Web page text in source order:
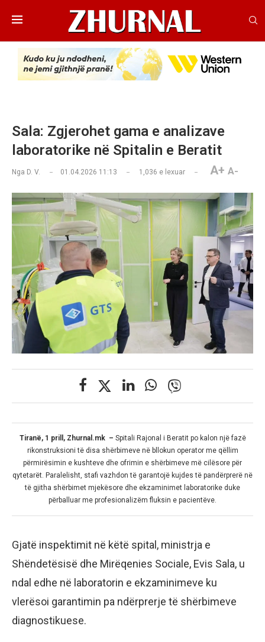
Sala: Zgjerohet gama e analizave
laboratorike në Spitalin e Beratit
Nga D. V. 01.04.2026 11:13 1,036 e lexuar A+ A-
Tiranë, 1 prill, Zhurnal.mk – Spitali Rajonal i Beratit po kalon një fazë
rikonstruksioni të disa shërbimeve në bllokun operator me qëllim
përmirësimin e kushteve dhe ofrimin e shërbimeve më cilësore për
qytetarët. Paralelisht, stafi vazhdon të garantojë kujdes të pandërprerë në
të gjitha shërbimet mjekësore dhe ekzaminimet laboratorike duke
përballuar me profesionalizëm fluksin e pacientëve.
Gjatë inspektimit në këtë spital, ministrja e
Shëndetësisë dhe Mirëqenies Sociale, Evis Sala, u
ndal edhe në laboratorin e ekzaminimeve ku
vlerësoi garantimin pa ndërprerje të shërbimeve
diagnostikuese.